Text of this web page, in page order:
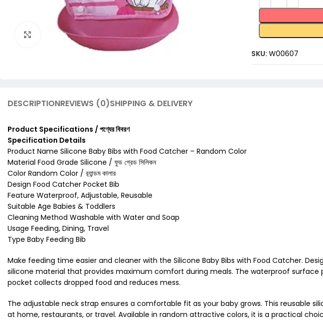
Click to enlarge
SKU: W00607
DESCRIPTIONREVIEWS (0)SHIPPING & DELIVERY
Product Specifications / পণ্যের বিবরণ
Specification Details
Product Name Silicone Baby Bibs with Food Catcher – Random Color
Material Food Grade Silicone / ফুড গ্রেড সিলিকন
Color Random Color / র‍্যান্ডম কালার
Design Food Catcher Pocket Bib
Feature Waterproof, Adjustable, Reusable
Suitable Age Babies & Toddlers
Cleaning Method Washable with Water and Soap
Usage Feeding, Dining, Travel
Type Baby Feeding Bib
Make feeding time easier and cleaner with the Silicone Baby Bibs with Food Catcher.
silicone material that provides maximum comfort during meals. The waterproof
pocket collects dropped food and reduces mess.
The adjustable neck strap ensures a comfortable fit as your baby grows. This reusable
at home, restaurants, or travel. Available in random attractive colors, it is a practical